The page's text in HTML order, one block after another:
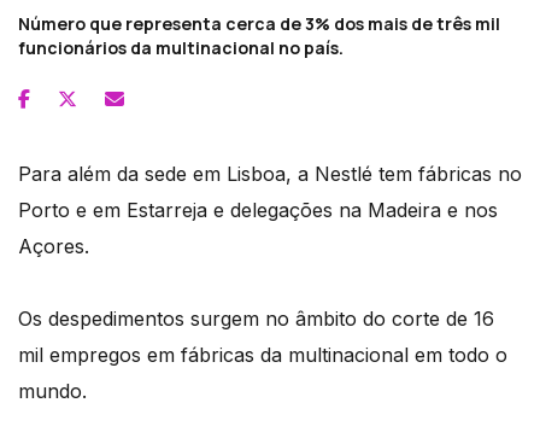
Número que representa cerca de 3% dos mais de três mil
funcionários da multinacional no país.
Para além da sede em Lisboa, a Nestlé tem fábricas no
Porto e em Estarreja e delegações na Madeira e nos
Açores.
Os despedimentos surgem no âmbito do corte de 16
mil empregos em fábricas da multinacional em todo o
mundo.